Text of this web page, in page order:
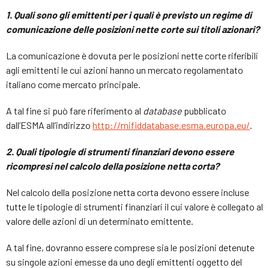
1. Quali sono gli emittenti per i quali è previsto un regime di
comunicazione delle posizioni nette corte sui titoli azionari?
La comunicazione è dovuta per le posizioni nette corte riferibili
agli emittenti le cui azioni hanno un mercato regolamentato
italiano come mercato principale.
A tal fine si può fare riferimento al database pubblicato
dall’ESMA all’indirizzo http://mifiddatabase.esma.europa.eu/.
2. Quali tipologie di strumenti finanziari devono essere
ricompresi nel calcolo della posizione netta corta?
Nel calcolo della posizione netta corta devono essere incluse
tutte le tipologie di strumenti finanziari il cui valore è collegato al
valore delle azioni di un determinato emittente.
A tal fine, dovranno essere comprese sia le posizioni detenute
su singole azioni emesse da uno degli emittenti oggetto del